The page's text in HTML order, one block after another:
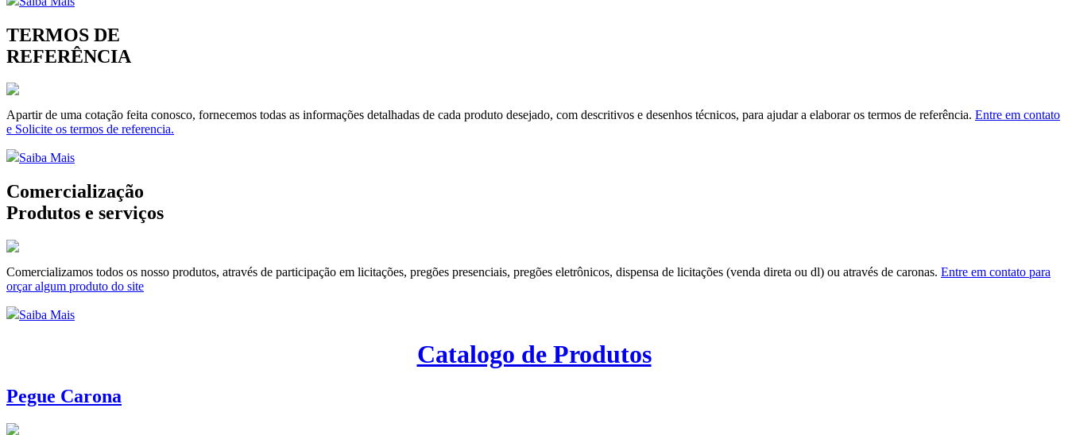
TERMOS DE
REFERÊNCIA
Apartir de uma cotação feita conosco, fornecemos todas as informações detalhadas de cada produto desejado, com descritivos e desenhos técnicos, para ajudar a elaborar os termos de referência. Entre em contato
e Solicite os termos de referencia.
Saiba Mais
Comercialização
Produtos e serviços
Comercializamos todos os nosso produtos, através de participação em licitações, pregões presenciais, pregões eletrônicos, dispensa de licitações (venda direta ou dl) ou através de caronas. Entre em contato para
orçar algum produto do site
Saiba Mais
Catalogo de Produtos
Pegue Carona